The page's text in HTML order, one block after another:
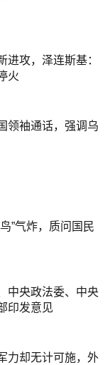
进攻，泽连斯基：
火
领袖通话，强调乌
”气炸，质问国民
中央政法委、中央
印发意见
力却无计可施，外